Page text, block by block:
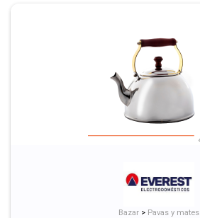
Bazar > Pavas y mates